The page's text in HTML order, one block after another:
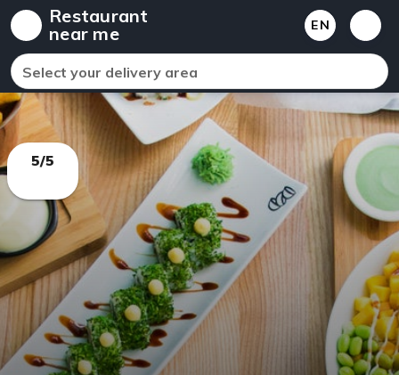
Restaurant
near me
EN
Select your delivery area
5/5